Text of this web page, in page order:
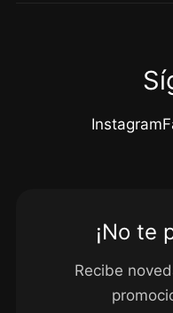
Instagram
¡No te
Recibe